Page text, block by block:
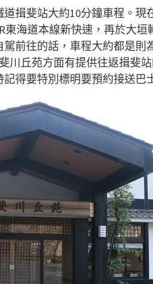
揖斐站大約10分鐘車程。現
海道本線新快速，再於大垣
前往的話，車程大約都是則
川丘苑方面有提供往返揖斐站
得要特別標明要預約接送巴